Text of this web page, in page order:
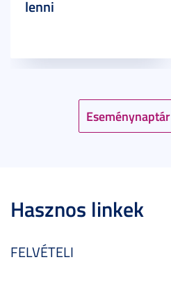
Eseménynaptár
lenni
Hasznos linkek
FELVÉTELI